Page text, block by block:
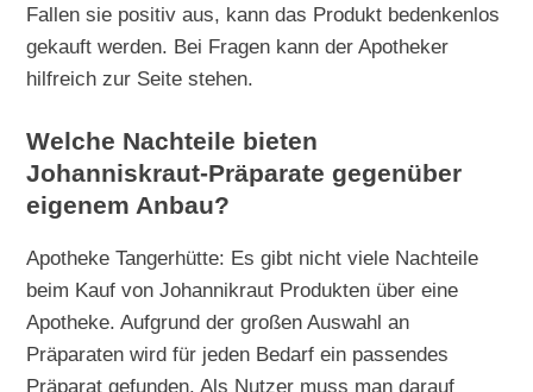
Fallen sie positiv aus, kann das Produkt bedenkenlos
gekauft werden. Bei Fragen kann der Apotheker
hilfreich zur Seite stehen.
Welche Nachteile bieten
Johanniskraut-Präparate gegenüber
eigenem Anbau?
Apotheke Tangerhütte: Es gibt nicht viele Nachteile
beim Kauf von Johannikraut Produkten über eine
Apotheke. Aufgrund der großen Auswahl an
Präparaten wird für jeden Bedarf ein passendes
Präparat gefunden. Als Nutzer muss man darauf